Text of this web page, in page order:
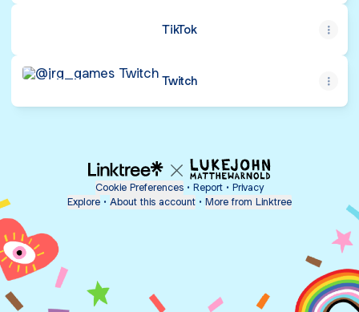
TikTok
Twitch
Twitch
Cookie Preferences • Report • Privacy
Explore • About this account • More from Linktree